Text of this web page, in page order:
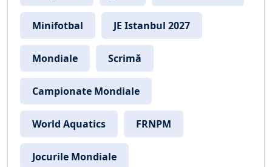
Minifotbal JE Istanbul 2027
Mondiale Scrimă
Campionate Mondiale
World Aquatics FRNPM
Jocurile Mondiale